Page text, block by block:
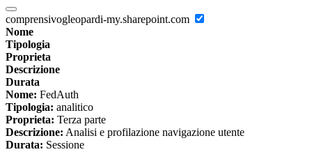
comprensivogleopardi-my.sharepoint.com
Nome
Tipologia
Proprieta
Descrizione
Durata
Nome: FedAuth
Tipologia: analitico
Proprieta: Terza parte
Descrizione: Analisi e profilazione navigazione utente
Durata: Sessione